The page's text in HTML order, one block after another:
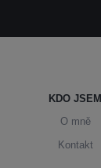
KDO JSEM
O mně
Kontakt